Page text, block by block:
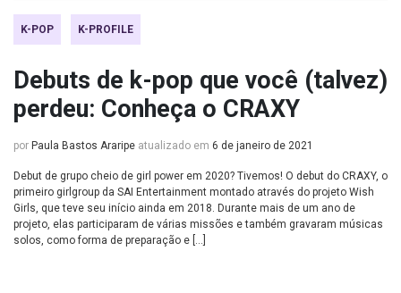
K-POP K-PROFILE
Debuts de k-pop que você (talvez)
perdeu: Conheça o CRAXY
por Paula Bastos Araripe atualizado em 6 de janeiro de 2021
Debut de grupo cheio de girl power em 2020? Tivemos! O debut do CRAXY, o
primeiro girlgroup da SAI Entertainment montado através do projeto Wish
Girls, que teve seu início ainda em 2018. Durante mais de um ano de
projeto, elas participaram de várias missões e também gravaram músicas
solos, como forma de preparação e […]